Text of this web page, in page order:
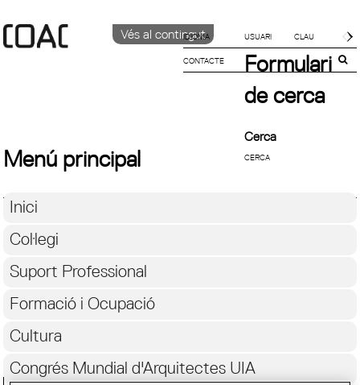
Vés al contingut
IDIOMA
CATALÀ
CONTACTE
Formulari
de cerca
Cerca
Menú principal
Inici
Col·legi
Suport Professional
Formació i Ocupació
Cultura
Congrés Mundial d'Arquitectes UIA